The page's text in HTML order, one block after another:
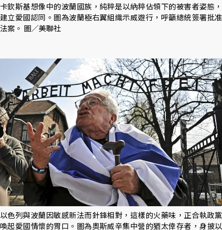
卡欽斯基想像中的波蘭國族，純粹是以納粹佔領下的被害者姿態，
建立愛國認同。圖為波蘭極右翼組織示威遊行，呼籲總統簽署批准
法案。 圖／美聯社
以色列與波蘭因敏感新法而針鋒相對，這樣的火藥味，正合執政黨
喚起愛國情懷的胃口。圖為奧斯威辛集中營的猶太倖存者，身披以